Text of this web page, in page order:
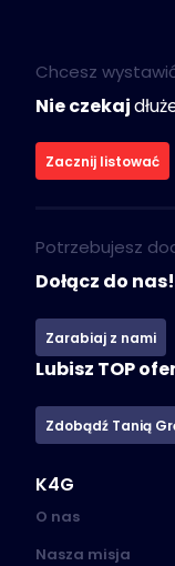
Chcesz
Nie czekaj
Zacznij listować
Potrzebujesz
Dołącz do nas!
Zarabiaj z nami
Lubisz TOP
Zdobądź Tanią
K4G
O nas
Nasza misja